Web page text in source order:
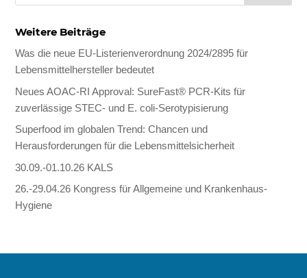
Weitere Beiträge
Was die neue EU-Listerienverordnung 2024/2895 für
Lebensmittelhersteller bedeutet
Neues AOAC-RI Approval: SureFast® PCR-Kits für
zuverlässige STEC- und E. coli-Serotypisierung
Superfood im globalen Trend: Chancen und
Herausforderungen für die Lebensmittelsicherheit
30.09.-01.10.26 KALS
26.-29.04.26 Kongress für Allgemeine und Krankenhaus-
Hygiene